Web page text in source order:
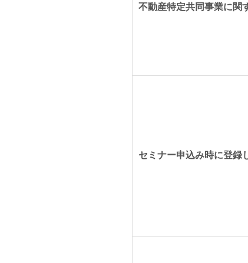
不動産特定共同事業に関
セミナー申込み時に登録